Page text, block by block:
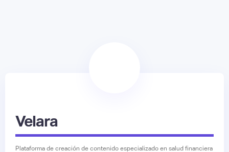
Velara
Plataforma de creación de contenido especializado en salud financiera